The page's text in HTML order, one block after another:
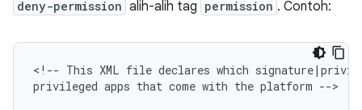
deny-permission alih-alih tag permission . Contoh:
< ! -- This XML file declares which signature|
privileged apps that come with the platform -->